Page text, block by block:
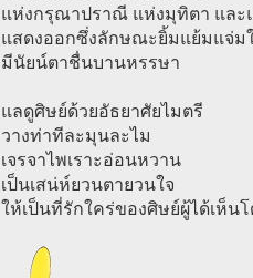
แห่งกรุณาปราณี แห่งมุทิตา และ
แสดงออกซึ่งลักษณะยิ้มแย้มแจ่ม
มีนัยน์ตาชื่นบานหรรษา
แลดูศิษย์ด้วยอัธยาศัยไมตรี
วางท่าทีละมุนละไม
เจรจาไพเราะอ่อนหวาน
เป็นเสน่ห์ยวนตายวนใจ
ให้เป็นที่รักใคร่ของศิษย์ผู้ได้เห็น